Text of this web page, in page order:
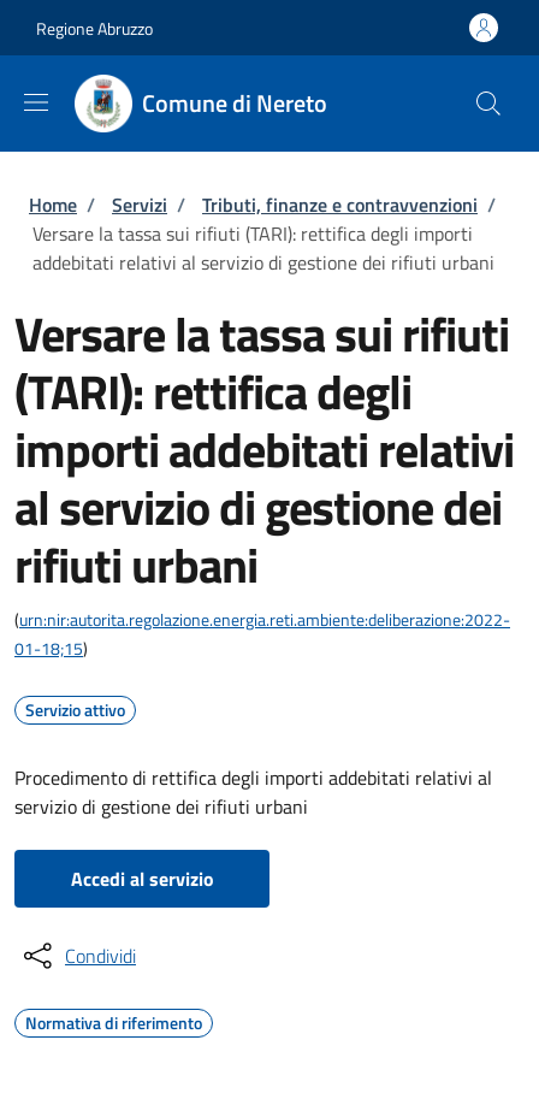
Regione Abruzzo
Comune di Nereto
Briciole di pane
Home / Servizi / Tributi, finanze e contravvenzioni /
Versare la tassa sui rifiuti (TARI): rettifica degli importi
addebitati relativi al servizio di gestione dei rifiuti urbani
Versare la tassa sui rifiuti
(TARI): rettifica degli
importi addebitati relativi
al servizio di gestione dei
rifiuti urbani
(urn:nir:autorita.regolazione.energia.reti.ambiente:deliberazione:2022-
01-18;15)
Servizio attivo
Procedimento di rettifica degli importi addebitati relativi al
servizio di gestione dei rifiuti urbani
Accedi al servizio
Condividi
Normativa di riferimento